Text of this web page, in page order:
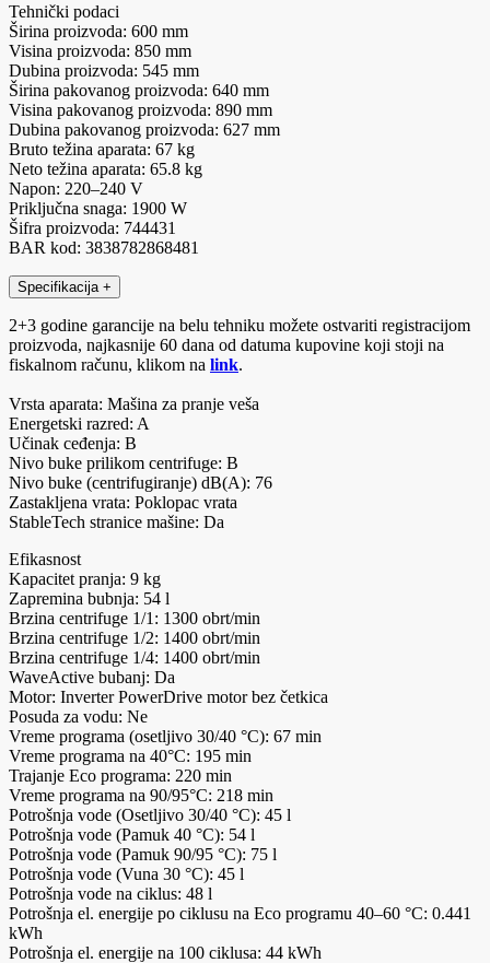
Tehnički podaci
Širina proizvoda: 600 mm
Visina proizvoda: 850 mm
Dubina proizvoda: 545 mm
Širina pakovanog proizvoda: 640 mm
Visina pakovanog proizvoda: 890 mm
Dubina pakovanog proizvoda: 627 mm
Bruto težina aparata: 67 kg
Neto težina aparata: 65.8 kg
Napon: 220–240 V
Priključna snaga: 1900 W
Šifra proizvoda: 744431
BAR kod: 3838782868481
Specifikacija +
2+3 godine garancije na belu tehniku možete ostvariti registracijom
proizvoda, najkasnije 60 dana od datuma kupovine koji stoji na
fiskalnom računu, klikom na link.
Vrsta aparata: Mašina za pranje veša
Energetski razred: A
Učinak ceđenja: B
Nivo buke prilikom centrifuge: B
Nivo buke (centrifugiranje) dB(A): 76
Zastakljena vrata: Poklopac vrata
StableTech stranice mašine: Da
Efikasnost
Kapacitet pranja: 9 kg
Zapremina bubnja: 54 l
Brzina centrifuge 1/1: 1300 obrt/min
Brzina centrifuge 1/2: 1400 obrt/min
Brzina centrifuge 1/4: 1400 obrt/min
WaveActive bubanj: Da
Motor: Inverter PowerDrive motor bez četkica
Posuda za vodu: Ne
Vreme programa (osetljivo 30/40 °C): 67 min
Vreme programa na 40°C: 195 min
Trajanje Eco programa: 220 min
Vreme programa na 90/95°C: 218 min
Potrošnja vode (Osetljivo 30/40 °C): 45 l
Potrošnja vode (Pamuk 40 °C): 54 l
Potrošnja vode (Pamuk 90/95 °C): 75 l
Potrošnja vode (Vuna 30 °C): 45 l
Potrošnja vode na ciklus: 48 l
Potrošnja el. energije po ciklusu na Eco programu 40–60 °C: 0.441
kWh
Potrošnja el. energije na 100 ciklusa: 44 kWh